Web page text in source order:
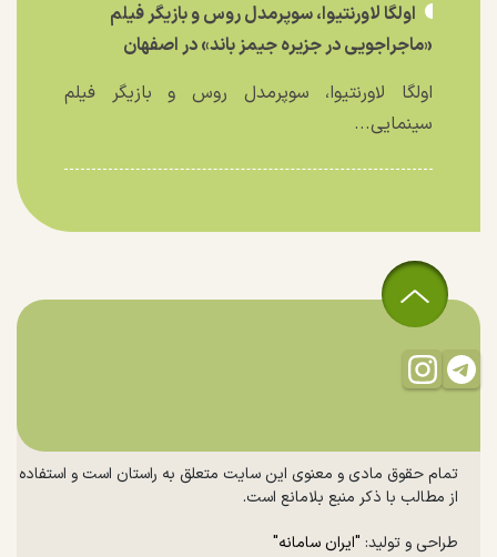
اولگا لاورنتیوا، سوپرمدل روس و بازیگر فیلم
«ماجراجویی در جزیره جیمز باند» در اصفهان
اولگا لاورنتیوا، سوپرمدل روس و بازیگر فیلم
سینمایی...
تمام حقوق مادی و معنوی این سایت متعلق به راستان است و استفاده
از مطالب با ذکر منبع بلامانع است.
طراحی و تولید: "ایران سامانه"